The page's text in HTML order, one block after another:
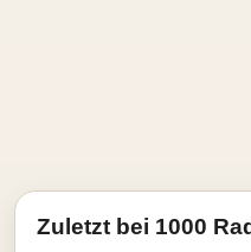
Zuletzt bei 1000